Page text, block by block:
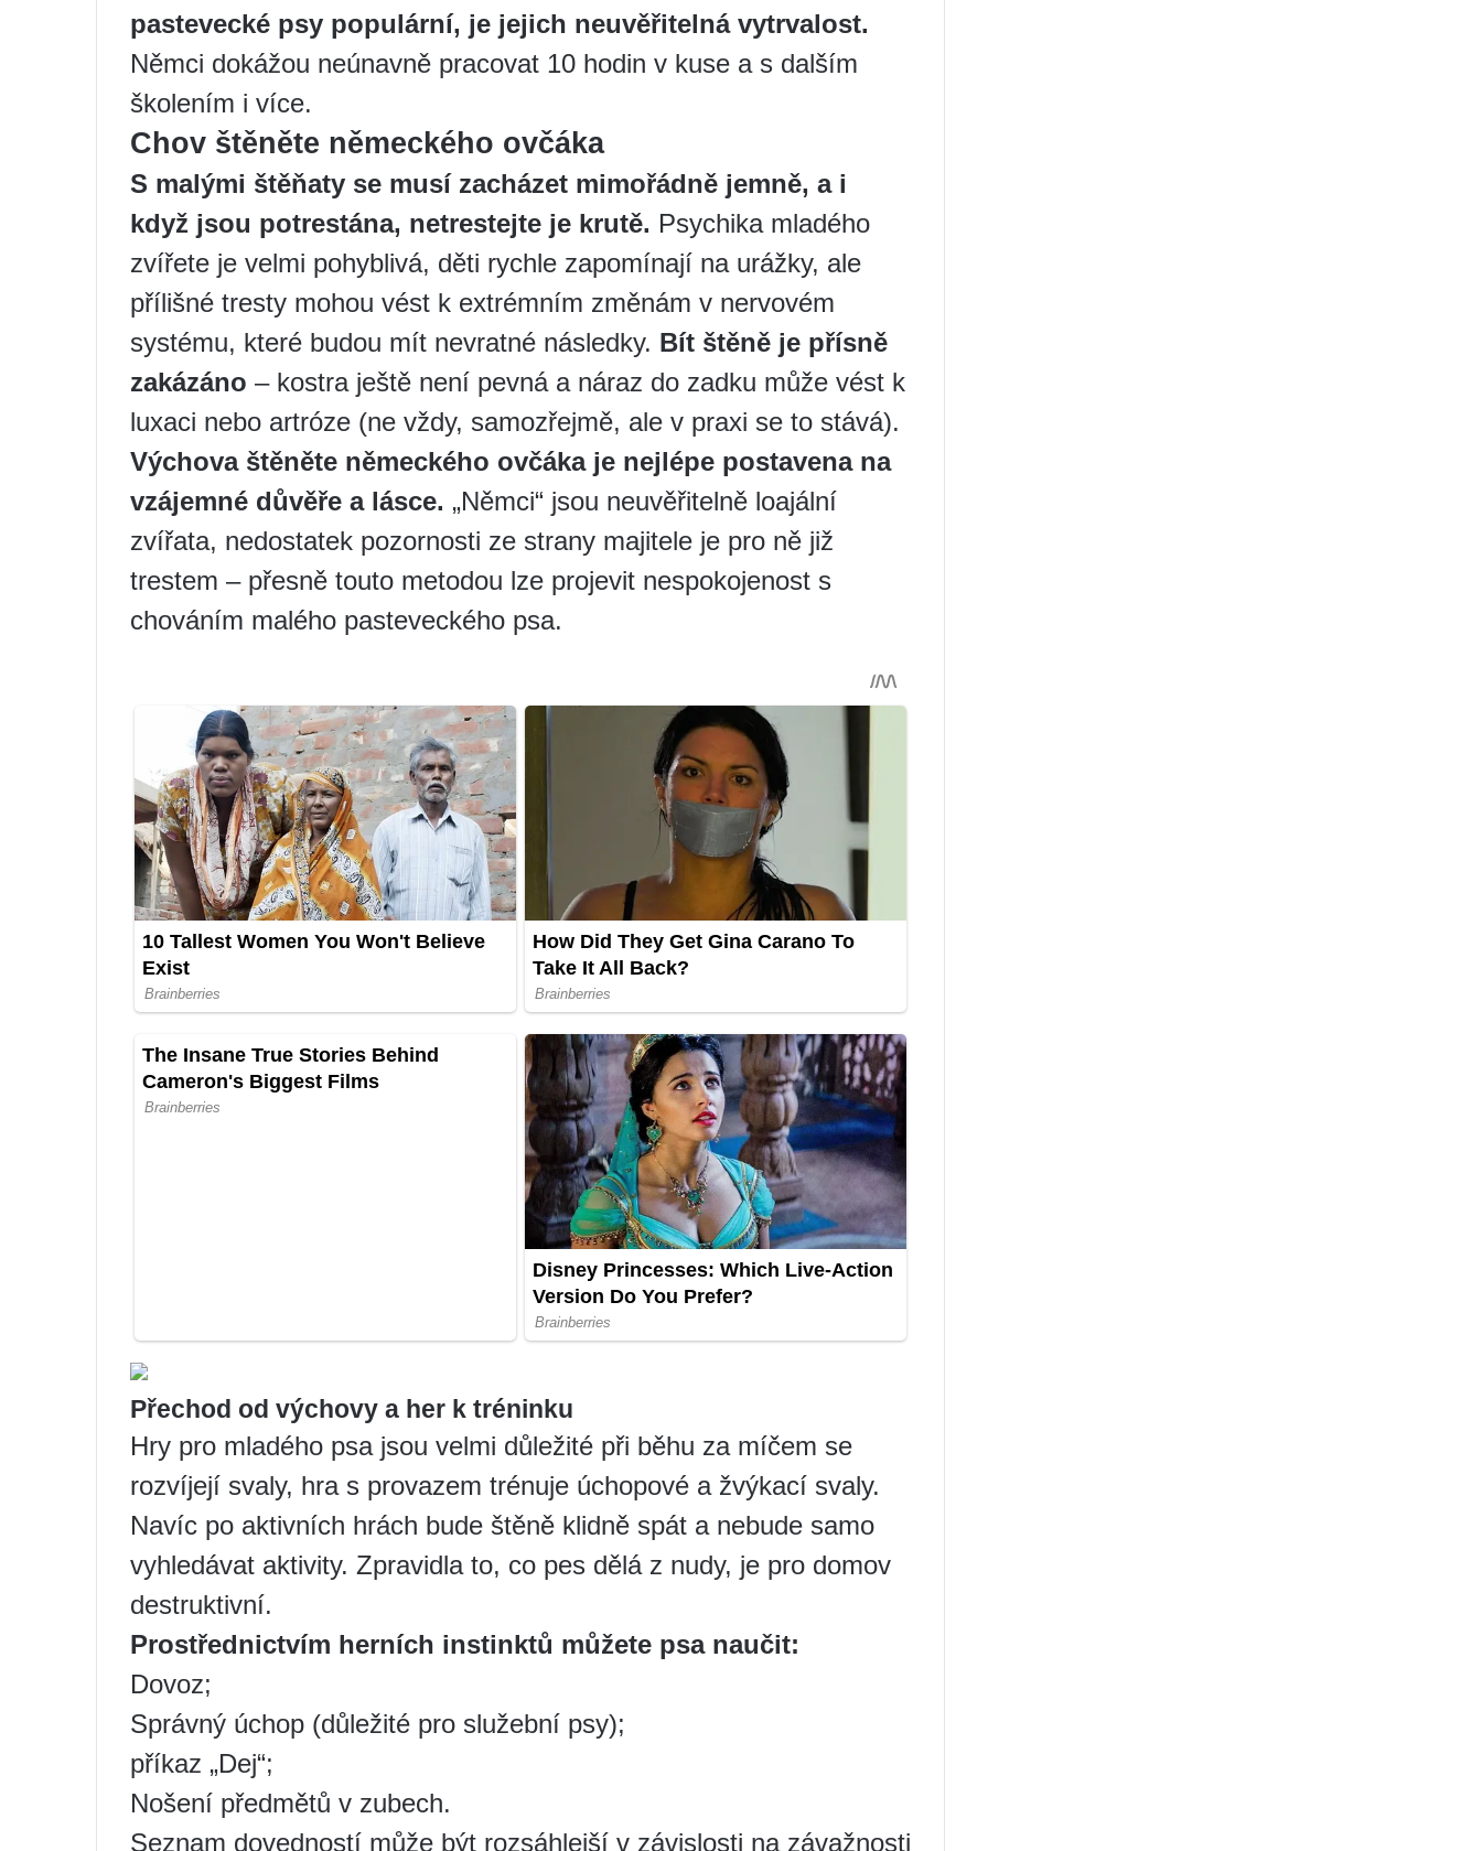
pastevecké psy populární, je jejich neuvěřitelná vytrvalost.
Němci dokážou neúnavně pracovat 10 hodin v kuse a s dalším
školením i více.
Chov štěněte německého ovčáka
S malými štěňaty se musí zacházet mimořádně jemně, a i
když jsou potrestána, netrestejte je krutě. Psychika mladého
zvířete je velmi pohyblivá, děti rychle zapomínají na urážky, ale
přílišné tresty mohou vést k extrémním změnám v nervovém
systému, které budou mít nevratné následky. Bít štěně je přísně
zakázáno – kostra ještě není pevná a náraz do zadku může vést k
luxaci nebo artróze (ne vždy, samozřejmě, ale v praxi se to stává).
Výchova štěněte německého ovčáka je nejlépe postavena na
vzájemné důvěře a lásce. „Němci“ jsou neuvěřitelně loajální
zvířata, nedostatek pozornosti ze strany majitele je pro ně již
trestem – přesně touto metodou lze projevit nespokojenost s
chováním malého pasteveckého psa.
Přechod od výchovy a her k tréninku
Hry pro mladého psa jsou velmi důležité při běhu za míčem se
rozvíjejí svaly, hra s provazem trénuje úchopové a žvýkací svaly.
Navíc po aktivních hrách bude štěně klidně spát a nebude samo
vyhledávat aktivity. Zpravidla to, co pes dělá z nudy, je pro domov
destruktivní.
Prostřednictvím herních instinktů můžete psa naučit:
Dovoz;
Správný úchop (důležité pro služební psy);
příkaz „Dej“;
Nošení předmětů v zubech.
Seznam dovedností může být rozsáhlejší v závislosti na závažnosti